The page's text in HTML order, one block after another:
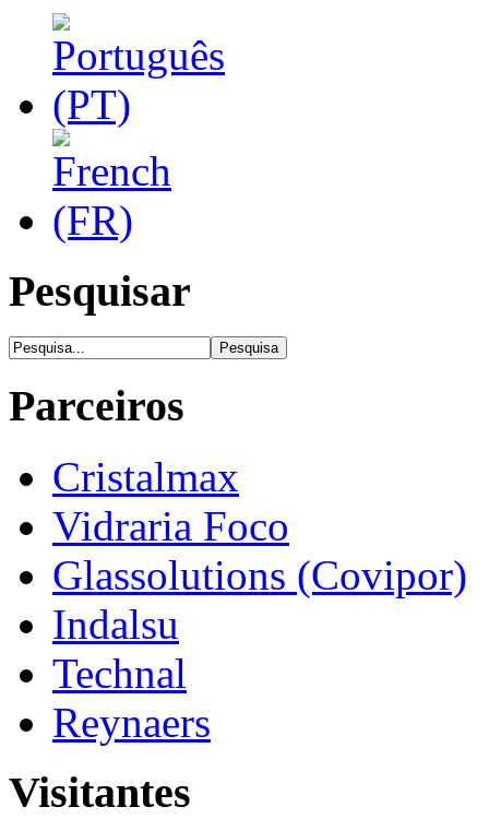
Pesquisar
Parceiros
Cristalmax
Vidraria Foco
Glassolutions (Covipor)
Indalsu
Technal
Reynaers
Visitantes